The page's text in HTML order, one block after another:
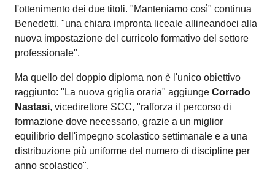
l'ottenimento dei due titoli. "Manteniamo così" continua
Benedetti, "una chiara impronta liceale allineandoci alla
nuova impostazione del curricolo formativo del settore
professionale".
Ma quello del doppio diploma non è l'unico obiettivo
raggiunto: "La nuova griglia oraria" aggiunge Corrado
Nastasi, vicedirettore SCC, "rafforza il percorso di
formazione dove necessario, grazie a un miglior
equilibrio dell'impegno scolastico settimanale e a una
distribuzione più uniforme del numero di discipline per
anno scolastico".